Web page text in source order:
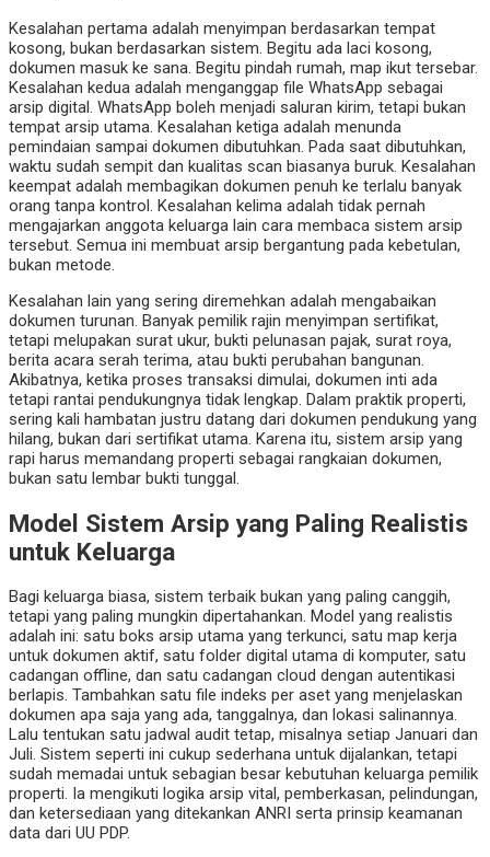
Kesalahan pertama adalah menyimpan berdasarkan tempat
kosong, bukan berdasarkan sistem. Begitu ada laci kosong,
dokumen masuk ke sana. Begitu pindah rumah, map ikut tersebar.
Kesalahan kedua adalah menganggap file WhatsApp sebagai
arsip digital. WhatsApp boleh menjadi saluran kirim, tetapi bukan
tempat arsip utama. Kesalahan ketiga adalah menunda
pemindaian sampai dokumen dibutuhkan. Pada saat dibutuhkan,
waktu sudah sempit dan kualitas scan biasanya buruk. Kesalahan
keempat adalah membagikan dokumen penuh ke terlalu banyak
orang tanpa kontrol. Kesalahan kelima adalah tidak pernah
mengajarkan anggota keluarga lain cara membaca sistem arsip
tersebut. Semua ini membuat arsip bergantung pada kebetulan,
bukan metode.
Kesalahan lain yang sering diremehkan adalah mengabaikan
dokumen turunan. Banyak pemilik rajin menyimpan sertifikat,
tetapi melupakan surat ukur, bukti pelunasan pajak, surat roya,
berita acara serah terima, atau bukti perubahan bangunan.
Akibatnya, ketika proses transaksi dimulai, dokumen inti ada
tetapi rantai pendukungnya tidak lengkap. Dalam praktik properti,
sering kali hambatan justru datang dari dokumen pendukung yang
hilang, bukan dari sertifikat utama. Karena itu, sistem arsip yang
rapi harus memandang properti sebagai rangkaian dokumen,
bukan satu lembar bukti tunggal.
Model Sistem Arsip yang Paling Realistis
untuk Keluarga
Bagi keluarga biasa, sistem terbaik bukan yang paling canggih,
tetapi yang paling mungkin dipertahankan. Model yang realistis
adalah ini: satu boks arsip utama yang terkunci, satu map kerja
untuk dokumen aktif, satu folder digital utama di komputer, satu
cadangan offline, dan satu cadangan cloud dengan autentikasi
berlapis. Tambahkan satu file indeks per aset yang menjelaskan
dokumen apa saja yang ada, tanggalnya, dan lokasi salinannya.
Lalu tentukan satu jadwal audit tetap, misalnya setiap Januari dan
Juli. Sistem seperti ini cukup sederhana untuk dijalankan, tetapi
sudah memadai untuk sebagian besar kebutuhan keluarga pemilik
properti. Ia mengikuti logika arsip vital, pemberkasan, pelindungan,
dan ketersediaan yang ditekankan ANRI serta prinsip keamanan
data dari UU PDP.